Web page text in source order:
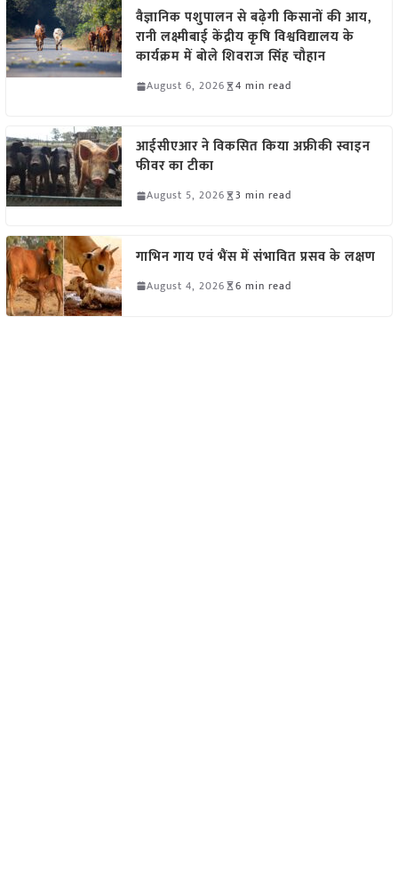
वैज्ञानिक पशुपालन से बढ़ेगी किसानों की आय,
रानी लक्ष्मीबाई केंद्रीय कृषि विश्वविद्यालय के
कार्यक्रम में बोले शिवराज सिंह चौहान
August 6, 2026 4 min read
आईसीएआर ने विकसित किया अफ्रीकी स्वाइन
फीवर का टीका
August 5, 2026 3 min read
गाभिन गाय एवं भैंस में संभावित प्रसव के लक्षण
August 4, 2026 6 min read